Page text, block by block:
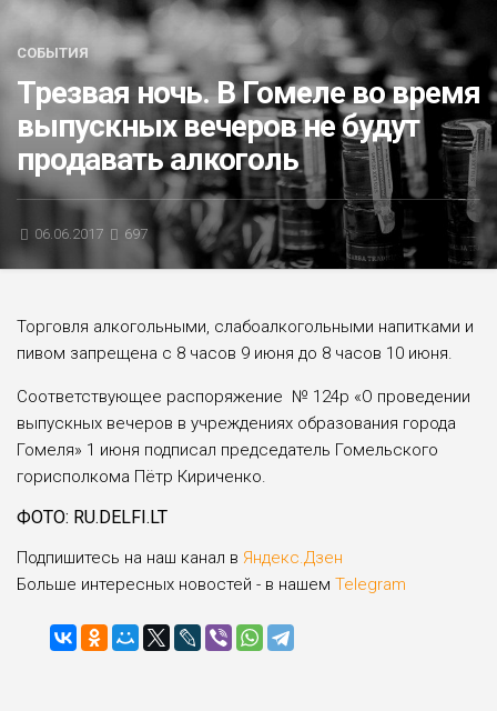
БЛИЦ-ОПРОС
АФИША
СОБЫТИЯ
Трезвая ночь. В Гомеле во время
выпускных вечеров не будут
продавать алкоголь
06.06.2017 697
Торговля алкогольными, слабоалкогольными напитками и
пивом запрещена с 8 часов 9 июня до 8 часов 10 июня.
Соответствующее распоряжение № 124р «О проведении
выпускных вечеров в учреждениях образования города
Гомеля» 1 июня подписал председатель Гомельского
горисполкома Пётр Кириченко.
ФОТО: RU.DELFI.LT
Подпишитесь на наш канал в Яндекс.Дзен
Больше интересных новостей - в нашем Telegram